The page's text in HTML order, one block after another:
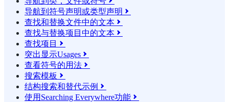
导航到符号声明或类型声明 
查找和替换文件中的文本 
查找与替换项目中的文本 
查找项目 
突出显示Usages 
查看符号的用法 
搜索模板 
结构搜索和替代示例 
使用Searching Everywhere功能 